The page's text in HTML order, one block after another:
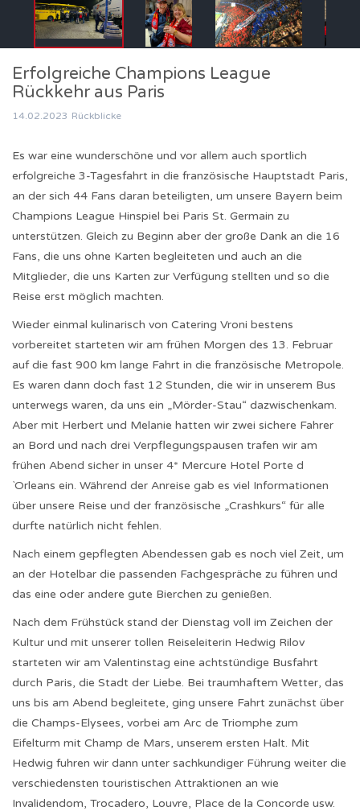
Erfolgreiche Champions League
Rückkehr aus Paris
14.02.2023 Rückblicke
Es war eine wunderschöne und vor allem auch sportlich
erfolgreiche 3-Tagesfahrt in die französische Hauptstadt Paris,
an der sich 44 Fans daran beteiligten, um unsere Bayern beim
Champions League Hinspiel bei Paris St. Germain zu
unterstützen. Gleich zu Beginn aber der große Dank an die 16
Fans, die uns ohne Karten begleiteten und auch an die
Mitglieder, die uns Karten zur Verfügung stellten und so die
Reise erst möglich machten.
Wieder einmal kulinarisch von Catering Vroni bestens
vorbereitet starteten wir am frühen Morgen des 13. Februar
auf die fast 900 km lange Fahrt in die französische Metropole.
Es waren dann doch fast 12 Stunden, die wir in unserem Bus
unterwegs waren, da uns ein „Mörder-Stau“ dazwischenkam.
Aber mit Herbert und Melanie hatten wir zwei sichere Fahrer
an Bord und nach drei Verpflegungspausen trafen wir am
frühen Abend sicher in unser 4* Mercure Hotel Porte d
`Orleans ein. Während der Anreise gab es viel Informationen
über unsere Reise und der französische „Crashkurs“ für alle
durfte natürlich nicht fehlen.
Nach einem gepflegten Abendessen gab es noch viel Zeit, um
an der Hotelbar die passenden Fachgespräche zu führen und
das eine oder andere gute Bierchen zu genießen.
Nach dem Frühstück stand der Dienstag voll im Zeichen der
Kultur und mit unserer tollen Reiseleiterin Hedwig Rilov
starteten wir am Valentinstag eine achtstündige Busfahrt
durch Paris, die Stadt der Liebe. Bei traumhaftem Wetter, das
uns bis am Abend begleitete, ging unsere Fahrt zunächst über
die Champs-Elysees, vorbei am Arc de Triomphe zum
Eifelturm mit Champ de Mars, unserem ersten Halt. Mit
Hedwig fuhren wir dann unter sachkundiger Führung weiter die
verschiedensten touristischen Attraktionen an wie
Invalidendom, Trocadero, Louvre, Place de la Concorde usw.